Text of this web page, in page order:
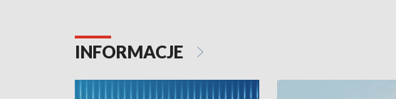
INFORMACJE